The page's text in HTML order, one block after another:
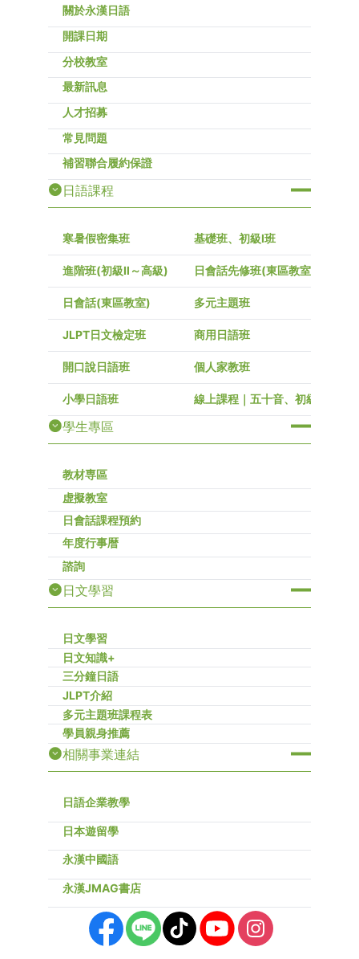
關於永漢日語
開課日期
分校教室
最新訊息
人才招募
常見問題
補習聯合履約保證
日語課程
寒暑假密集班 基礎班、初級I班
進階班(初級Ⅱ～高級) 日會話先修班(東區教室)
日會話(東區教室) 多元主題班
JLPT日文檢定班 商用日語班
開口說日語班 個人家教班
小學日語班 線上課程｜五十音、初級～高級
學生專區
教材専區
虚擬教室
日會話課程預約
年度行事暦
諮詢
日文學習
日文學習
日文知識+
三分鐘日語
JLPT介紹
多元主題班課程表
學員親身推薦
相關事業連結
日語企業教學
日本遊留學
永漢中國語
永漢JMAG書店